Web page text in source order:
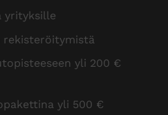
yrityksille
rekisteröitymistä
yli 200 €
yli 500 €